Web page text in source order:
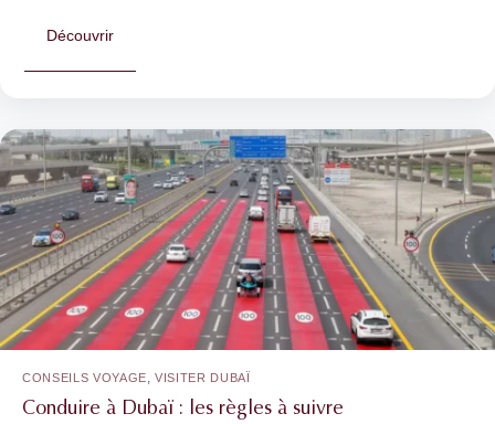
Découvrir
Conduire à Dubaï : les règles à suivre
CONSEILS VOYAGE,VISITER DUBAÏ